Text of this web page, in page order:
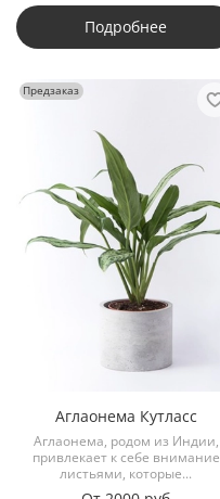
Подробнее
Предзаказ
Аглаонема Кутласс
Аглаонема, родом из Индии,
привлекает к себе внимание
листьями, которые...